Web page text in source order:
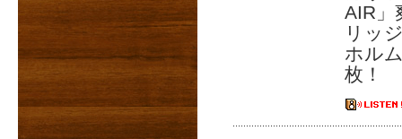
AIR」
リッ
ホル
枚！